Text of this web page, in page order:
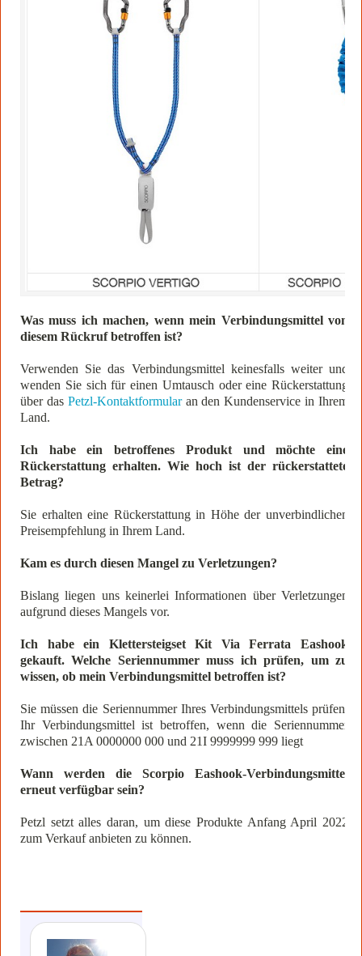
Was muss ich machen, wenn mein Verbindungsmittel von
diesem Rückruf betroffen ist?
Verwenden Sie das Verbindungsmittel keinesfalls weiter und
wenden Sie sich für einen Umtausch oder eine Rückerstattung
über das Petzl-Kontaktformularan den Kundenservice in Ihrem
Land.
Ich habe ein betroffenes Produkt und möchte eine
Rückerstattung erhalten. Wie hoch ist der rückerstattete
Betrag?
Sie erhalten eine Rückerstattung in Höhe der unverbindlichen
Preisempfehlung in Ihrem Land.
Kam es durch diesen Mangel zu Verletzungen?
Bislang liegen uns keinerlei Informationen über Verletzungen
aufgrund dieses Mangels vor.
Ich habe ein Klettersteigset Kit Via Ferrata Eashook
gekauft. Welche Seriennummer muss ich prüfen, um zu
wissen, ob mein Verbindungsmittel betroffen ist?
Sie müssen die Seriennummer Ihres Verbindungsmittels prüfen.
Ihr Verbindungsmittel ist betroffen, wenn die Seriennummer
zwischen 21A 0000000 000 und 21I 9999999 999 liegt
Wann werden die Scorpio Eashook-Verbindungsmittel
erneut verfügbar sein?
Petzl setzt alles daran, um diese Produkte Anfang April 2022
zum Verkauf anbieten zu können.